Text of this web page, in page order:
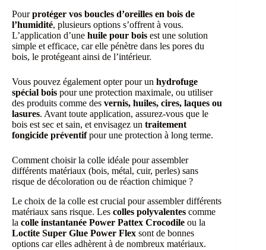
Pourprotéger vos boucles d’oreilles en bois de
l’humidité, plusieurs options s’offrent à vous.
L’application d’une huile pour bois est une solution
simple et efficace, car elle pénètre dans les pores du
bois, le protégeant ainsi de l’intérieur.
Vous pouvez également opter pour un hydrofuge
spécial bois pour une protection maximale, ou utiliser
des produits comme des vernis, huiles, cires, laques ou
lasures. Avant toute application, assurez-vous que le
bois est sec et sain, et envisagez un traitement
fongicide préventifpour une protection à long terme.
Comment choisir la colle idéale pour assembler
différents matériaux (bois, métal, cuir, perles) sans
risque de décoloration ou de réaction chimique ?
Le choix de la colle est crucial pour assembler différents
matériaux sans risque. Les colles polyvalentes comme
la colle instantanée Power Pattex Crocodile ou la
Loctite Super Glue Power Flex sont de bonnes
options car elles adhèrent à de nombreux matériaux.